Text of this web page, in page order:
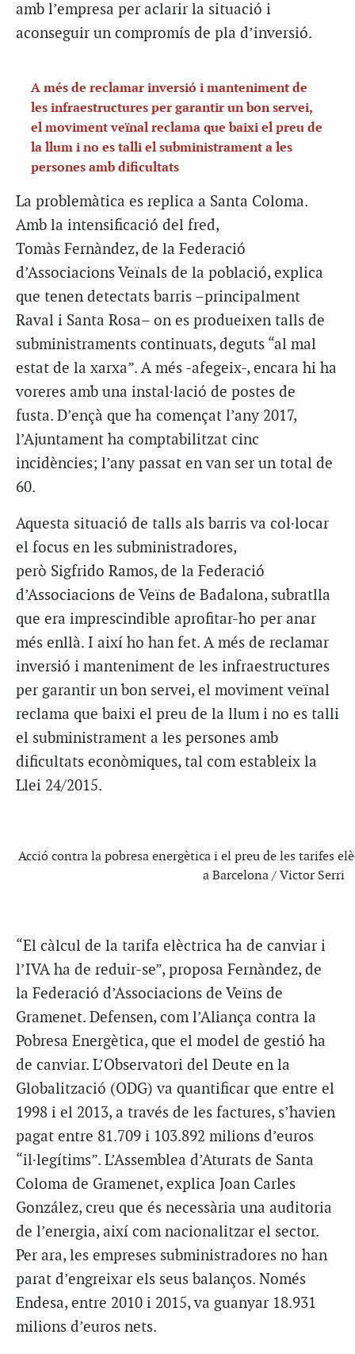
amb l’empresa per aclarir la situació i
aconseguir un compromís de pla d’inversió.
A més de reclamar inversió i manteniment de
les infraestructures per garantir un bon servei,
el moviment veïnal reclama que baixi el preu de
la llum i no es talli el subministrament a les
persones amb dificultats
La problemàtica es replica a Santa Coloma.
Amb la intensificació del fred,
Tomàs Fernàndez, de la Federació
d’Associacions Veïnals de la població, explica
que tenen detectats barris –principalment
Raval i Santa Rosa– on es produeixen talls de
subministraments continuats, deguts “al mal
estat de la xarxa”. A més -afegeix-, encara hi ha
voreres amb una instal·lació de postes de
fusta. D’ençà que ha començat l’any 2017,
l’Ajuntament ha comptabilitzat cinc
incidències; l’any passat en van ser un total de
60.
Aquesta situació de talls als barris va col·locar
el focus en les subministradores,
però Sigfrido Ramos, de la Federació
d’Associacions de Veïns de Badalona, subratlla
que era imprescindible aprofitar-ho per anar
més enllà. I així ho han fet. A més de reclamar
inversió i manteniment de les infraestructures
per garantir un bon servei, el moviment veïnal
reclama que baixi el preu de la llum i no es talli
el subministrament a les persones amb
dificultats econòmiques, tal com estableix la
Llei 24/2015.
Acció contra la pobresa energètica i el preu de les tarifes
a Barcelona / Victor Serri
“El càlcul de la tarifa elèctrica ha de canviar i
l’IVA ha de reduir-se”, proposa Fernàndez, de
la Federació d’Associacions de Veïns de
Gramenet. Defensen, com l’Aliança contra la
Pobresa Energètica, que el model de gestió ha
de canviar. L’Observatori del Deute en la
Globalització (ODG) va quantificar que entre el
1998 i el 2013, a través de les factures, s’havien
pagat entre 81.709 i 103.892 milions d’euros
“il·legítims”. L’Assemblea d’Aturats de Santa
Coloma de Gramenet, explica Joan Carles
González, creu que és necessària una auditoria
de l’energia, així com nacionalitzar el sector.
Per ara, les empreses subministradores no han
parat d’engreixar els seus balanços. Només
Endesa, entre 2010 i 2015, va guanyar 18.931
milions d’euros nets.